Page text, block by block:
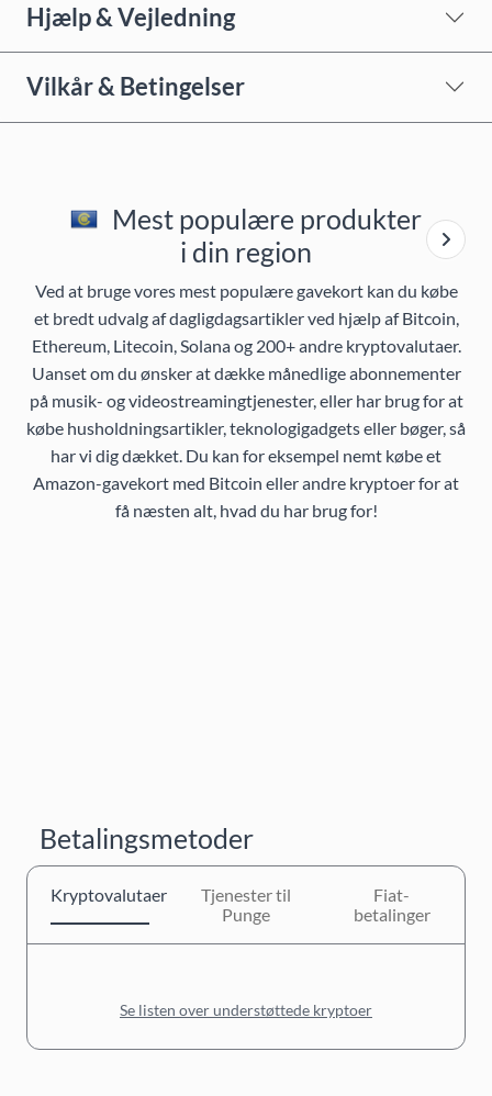
Hjælp & Vejledning
Vilkår & Betingelser
Mest populære produkter
i din region
Ved at bruge vores mest populære gavekort kan du købe
et bredt udvalg af dagligdagsartikler ved hjælp af Bitcoin,
Ethereum, Litecoin, Solana og 200+ andre kryptovalutaer.
Uanset om du ønsker at dække månedlige abonnementer
på musik- og videostreamingtjenester, eller har brug for at
købe husholdningsartikler, teknologigadgets eller bøger, så
har vi dig dækket. Du kan for eksempel nemt købe et
Amazon-gavekort med Bitcoin eller andre kryptoer for at
få næsten alt, hvad du har brug for!
Betalingsmetoder
Kryptovalutaer
Tjenester til
Punge
Fiat-
betalinger
Se listen over understøttede kryptoer